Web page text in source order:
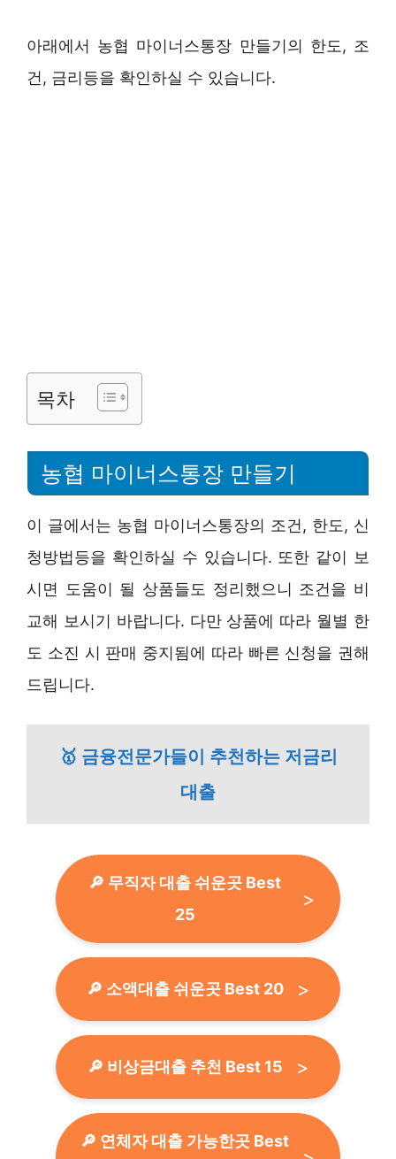
아래에서 농협 마이너스통장 만들기의 한도, 조
건, 금리등을 확인하실 수 있습니다.
목차
농협 마이너스통장 만들기
이 글에서는 농협 마이너스통장의 조건, 한도, 신
청방법등을 확인하실 수 있습니다. 또한 같이 보
시면 도움이 될 상품들도 정리했으니 조건을 비
교해 보시기 바랍니다. 다만 상품에 따라 월별 한
도 소진 시 판매 중지됨에 따라 빠른 신청을 권해
드립니다.
🥇 금융전문가들이 추천하는 저금리
대출
🔎 무직자 대출 쉬운곳 Best
25
🔎 소액대출 쉬운곳 Best 20
🔎 비상금대출 추천 Best 15
🔎 연체자 대출 가능한곳 Best